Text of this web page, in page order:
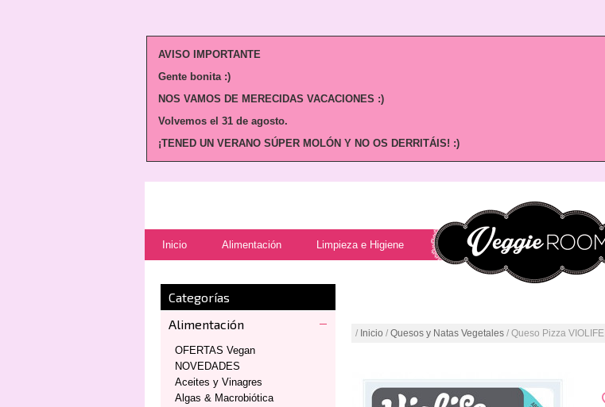
AVISO IMPORTANTE
Gente bonita :)
NOS VAMOS DE MERECIDAS VACACIONES :)
Volvemos el 31 de agosto.
¡TENED UN VERANO SÚPER MOLÓN Y NO OS DERRITÁIS! :)
Inicio Alimentación Limpieza e Higiene
Categorías
Alimentación
OFERTAS Vegan
NOVEDADES
Aceites y Vinagres
Algas & Macrobiótica
/ Inicio / Quesos y Natas Vegetales / Queso Pizza VIOLIFE